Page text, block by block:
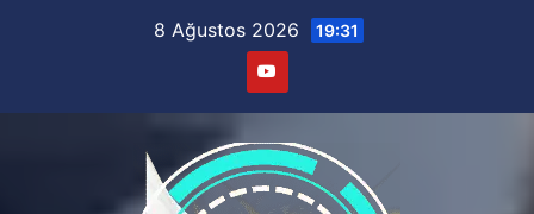
8 Ağustos 2026 19:31